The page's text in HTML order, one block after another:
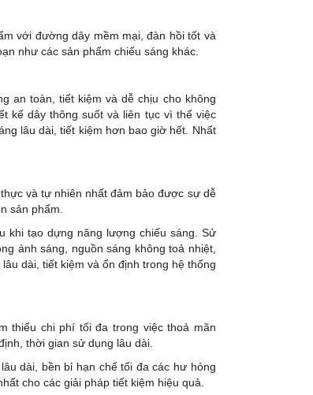
với đường dây mềm mại, đàn hồi tốt và
như các sản phẩm chiếu sáng khác.
an toàn, tiết kiệm và dễ chịu cho không
kế dây thông suốt và liên tục vì thế việc
lâu dài, tiết kiệm hơn bao giờ hết. Nhất
và tự nhiên nhất đảm bảo được sự dễ
sản phẩm.
khi tạo dựng năng lượng chiếu sáng. Sử
ánh sáng, nguồn sáng không toả nhiệt,
dài, tiết kiệm và ổn định trong hệ thống
thiểu chi phí tối đa trong việc thoả mãn
thời gian sử dụng lâu dài.
dài, bền bỉ hạn chế tối đa các hư hỏng
cho các giải pháp tiết kiệm hiệu quả.